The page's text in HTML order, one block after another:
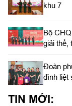
khu 7
Bộ
giải thể,
Đoàn
đình liệt
TIN MỚI: